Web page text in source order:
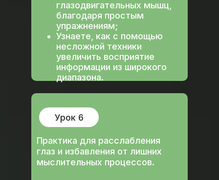
Урок 6
Практика для расслабления
глаз и избавления от лишних
мыслительных процессов.
глазодвигательных мышц,
благодаря простым
упражнениям;
Узнаете, как с помощью
несложной техники
увеличить восприятие
информации из широкого
диапазона.